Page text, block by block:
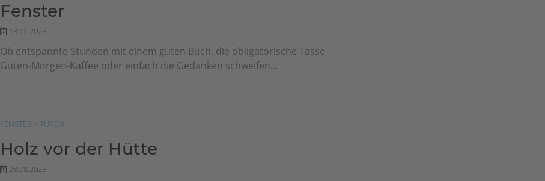
Fenster
13.11.2025
Ob entspannte Stunden mit einem guten Buch, die obligatorische Tasse
Guten-Morgen-Kaffee oder einfach die Gedanken schweifen...
FENSTER + TÜREN
Holz vor der Hütte
28.08.2025